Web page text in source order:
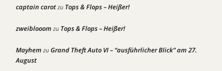
captain carotzu Tops & Flops – Heißer!
zweiblooom zu Tops & Flops – Heißer!
Mayhem zuGrand Theft Auto VI – “ausführlicher Blick” am 27.
August